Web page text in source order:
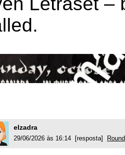
elzadra
29/06/2026 às 16:14 [resposta]